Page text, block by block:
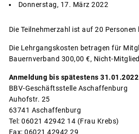
Donnerstag, 17. März 2022
Die Teilnehmerzahl ist auf 20 Personen
Die Lehrgangskosten betragen für
Bauernverband 300,00 €, Nicht-
Anmeldung bis spätestens 31.01.2022
BBV-Geschäftsstelle Aschaffenburg
Auhofstr. 25
63741 Aschaffenburg
Tel: 06021 42942 14 (Frau Krebs)
Fax: 06021 42942 29